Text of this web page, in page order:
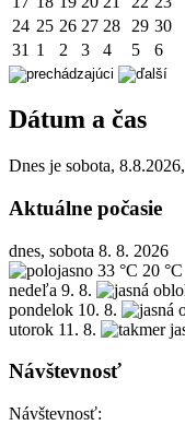
24 25 26 27 28 29 30
31 1 2 3 4 5 6
Dátum a čas
Dnes je sobota, 8.8.2026,
Aktuálne počasie
dnes, sobota 8. 8. 2026
33 °C 20 °C
nedeľa 9. 8.
pondelok 10. 8.
utorok 11. 8.
Návštevnosť
Návštevnosť: